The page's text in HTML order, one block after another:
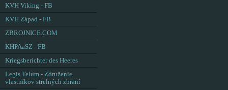
KVH Viking - FB
KVH Západ - FB
ZBROJNICE.COM
KHPAaSZ - FB
Kriegsberichter des Heeres
Legis Telum - Združenie
vlastníkov strelných zbraní